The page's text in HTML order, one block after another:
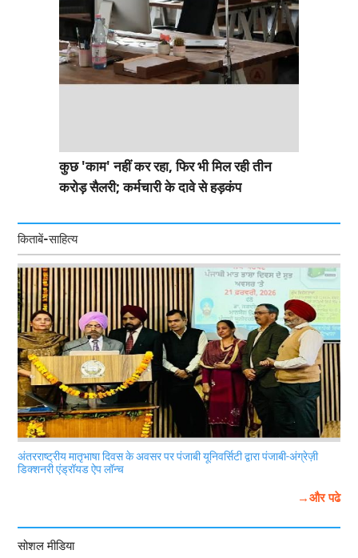
कुछ 'काम' नहीं कर रहा, फिर भी मिल रही तीन
करोड़ सैलरी; कर्मचारी के दावे से हड़कंप
किताबें-साहित्य
अंतरराष्ट्रीय मातृभाषा दिवस के अवसर पर पंजाबी यूनिवर्सिटी द्वारा पंजाबी-अंग्रेज़ी
डिक्शनरी एंड्रॉयड ऐप लॉन्च
→और पढे
सोशल मीडिया